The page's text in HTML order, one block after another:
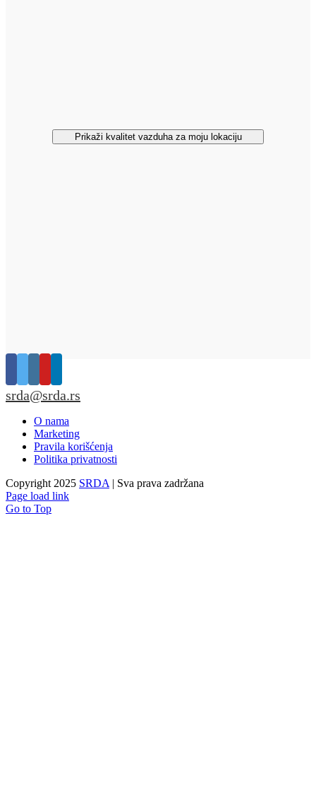
Prikaži kvalitet vazduha za moju lokaciju
srda@srda.rs
O nama
Marketing
Pravila korišćenja
Politika privatnosti
Copyright 2025 SRDA | Sva prava zadržana
Page load link
Go to Top